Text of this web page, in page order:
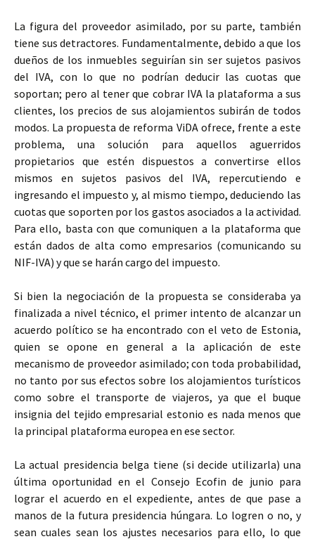
La figura del proveedor asimilado, por su parte, también
tiene sus detractores. Fundamentalmente, debido a que los
dueños de los inmuebles seguirían sin ser sujetos pasivos
del IVA, con lo que no podrían deducir las cuotas que
soportan; pero al tener que cobrar IVA la plataforma a sus
clientes, los precios de sus alojamientos subirán de todos
modos. La propuesta de reforma ViDA ofrece, frente a este
problema, una solución para aquellos aguerridos
propietarios que estén dispuestos a convertirse ellos
mismos en sujetos pasivos del IVA, repercutiendo e
ingresando el impuesto y, al mismo tiempo, deduciendo las
cuotas que soporten por los gastos asociados a la actividad.
Para ello, basta con que comuniquen a la plataforma que
están dados de alta como empresarios (comunicando su
NIF-IVA) y que se harán cargo del impuesto.
Si bien la negociación de la propuesta se consideraba ya
finalizada a nivel técnico, el primer intento de alcanzar un
acuerdo político se ha encontrado con el veto de Estonia,
quien se opone en general a la aplicación de este
mecanismo de proveedor asimilado; con toda probabilidad,
no tanto por sus efectos sobre los alojamientos turísticos
como sobre el transporte de viajeros, ya que el buque
insignia del tejido empresarial estonio es nada menos que
la principal plataforma europea en ese sector.
La actual presidencia belga tiene (si decide utilizarla) una
última oportunidad en el Consejo Ecofin de junio para
lograr el acuerdo en el expediente, antes de que pase a
manos de la futura presidencia húngara. Lo logren o no, y
sean cuales sean los ajustes necesarios para ello, lo que